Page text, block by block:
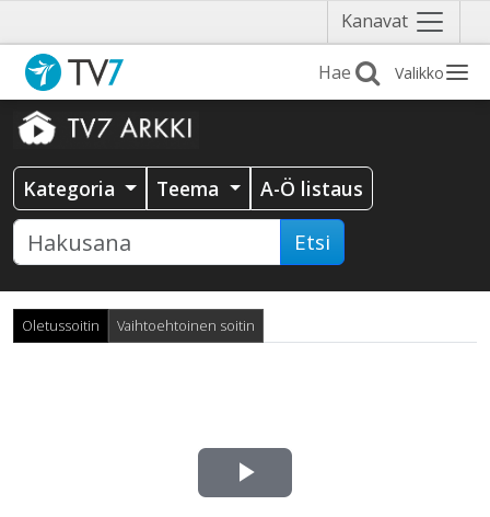
Kanavat Näytä
valikko
Valikko
Kategoria Teema A-Ö listaus
Etsi
Oletussoitin Vaihtoehtoinen soitin
Toista